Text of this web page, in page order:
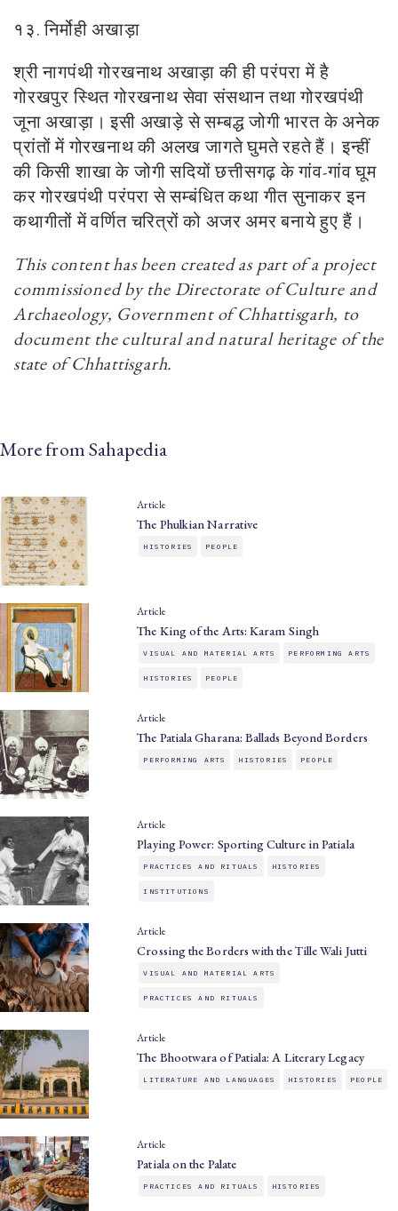
१३. निर्मोही अखाड़ा
श्री नागपंथी गोरखनाथ अखाड़ा की ही परंपरा में है
गोरखपुर स्थित गोरखनाथ सेवा संसथान तथा गोरखपंथी
जूना अखाड़ा। इसी अखाड़े से सम्बद्ध जोगी भारत के अनेक
प्रांतों में गोरखनाथ की अलख जागते घुमते रहते हैं। इन्हीं
की किसी शाखा के जोगी सदियों छत्तीसगढ़ के गांव-गांव घूम
कर गोरखपंथी परंपरा से सम्बंधित कथा गीत सुनाकर इन
कथागीतों में वर्णित चरित्रों को अजर अमर बनाये हुए हैं।
This content has been created as part of a project
commissioned by the Directorate of Culture and
Archaeology, Government of Chhattisgarh, to
document the cultural and natural heritage of the
state of Chhattisgarh.
More from Sahapedia
Article
The Phulkian Narrative
HISTORIES PEOPLE
Article
The King of the Arts: Karam Singh
VISUAL AND MATERIAL ARTS PERFORMING ARTS
HISTORIES PEOPLE
Article
The Patiala Gharana: Ballads Beyond Borders
PERFORMING ARTS HISTORIES PEOPLE
Article
Playing Power: Sporting Culture in Patiala
PRACTICES AND RITUALS HISTORIES
INSTITUTIONS
Article
Crossing the Borders with the Tille Wali Jutti
VISUAL AND MATERIAL ARTS
PRACTICES AND RITUALS
Article
The Bhootwara of Patiala: A Literary Legacy
LITERATURE AND LANGUAGES HISTORIES PEOPLE
Article
Patiala on the Palate
PRACTICES AND RITUALS HISTORIES